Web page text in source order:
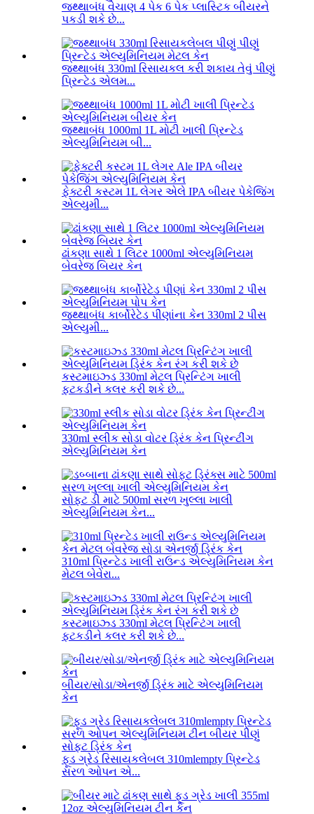
જથ્થાબંધ વેચાણ 4 પેક 6 પેક પ્લાસ્ટિક બીયરને
પકડી શકે છે...
જથ્થાબંધ 330ml રિસાયકલ કરી શકાય તેવું પીણું
પ્રિન્ટેડ એલમ...
જથ્થાબંધ 1000ml 1L મોટી ખાલી પ્રિન્ટેડ
એલ્યુમિનિયમ બી...
ફેક્ટરી કસ્ટમ 1L લેગર એલે IPA બીયર પેકેજિંગ
એલ્યુમી...
ઢાંકણા સાથે 1 લિટર 1000ml એલ્યુમિનિયમ
બેવરેજ બિયર કેન
જથ્થાબંધ કાર્બોરેટેડ પીણાંના કેન 330ml 2 પીસ
એલ્યુમી...
કસ્ટમાઇઝ્ડ 330ml મેટલ પ્રિન્ટિંગ ખાલી
ફટકડીને કલર કરી શકે છે...
330ml સ્લીક સોડા વોટર ડ્રિંક કેન પ્રિન્ટીંગ
એલ્યુમિનિયમ કેન
સોફ્ટ ડી માટે 500ml સરળ ખુલ્લા ખાલી
એલ્યુમિનિયમ કેન...
310ml પ્રિન્ટેડ ખાલી રાઉન્ડ એલ્યુમિનિયમ કેન
મેટલ બેવેરા...
કસ્ટમાઇઝ્ડ 330ml મેટલ પ્રિન્ટિંગ ખાલી
ફટકડીને કલર કરી શકે છે...
બીયર/સોડા/એનર્જી ડ્રિંક માટે એલ્યુમિનિયમ
કેન
ફૂડ ગ્રેડ રિસાયકલેબલ 310mlempty પ્રિન્ટેડ
સરળ ઓપન એ...